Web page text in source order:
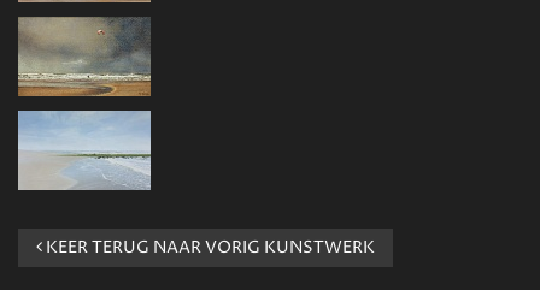
KEER TERUG NAAR VORIG KUNSTWERK